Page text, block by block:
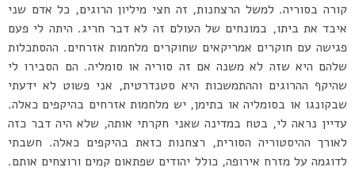
קורה בסוריה. למשל הרצחנות, זה חצי מיליון הרוגים, כל אדם שני
איבד את ביתו, במונחים של העולם זה לא דבר חריג. היתה לי פעם
פגישה עם חוקרים אמריקאים שחוקרים מלחמות אזרחים. ההסתכלות
שלהם היא שזה לא משנה אם זה סוריה או סומליה. הם הסבירו לי
שהיקף ההרוגים וההתמשכות היא סטנדרטית, אני פשוט לא ידעתי
שבקונגו או בסומליה או בתימן, יש מלחמות אזרחים בהיקפים כאלה.
עדיין נראה לי, בטח במדינה שאני חקרתי אותה, שלא היה דבר כזה
לאורך ההיסטוריה הסורית, רצחנות כזאת בהיקפים כאלה. חשבתי
לדוגמה על מזרח אירופה, כולל יהודים שפתאום קמים ורוצחים אותם.